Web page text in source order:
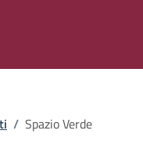
pane
/ Spazio Verde